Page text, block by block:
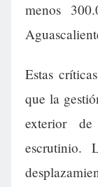
menos
Estas
que la
exterior
escrutinio.